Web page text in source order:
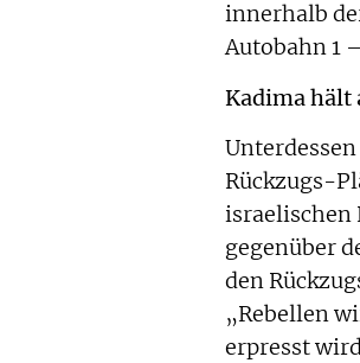
innerhalb
Autobahn 1
Kadima hält
Rückzugs-
israelischen
gegenüber
den
„Rebellen
erpresst